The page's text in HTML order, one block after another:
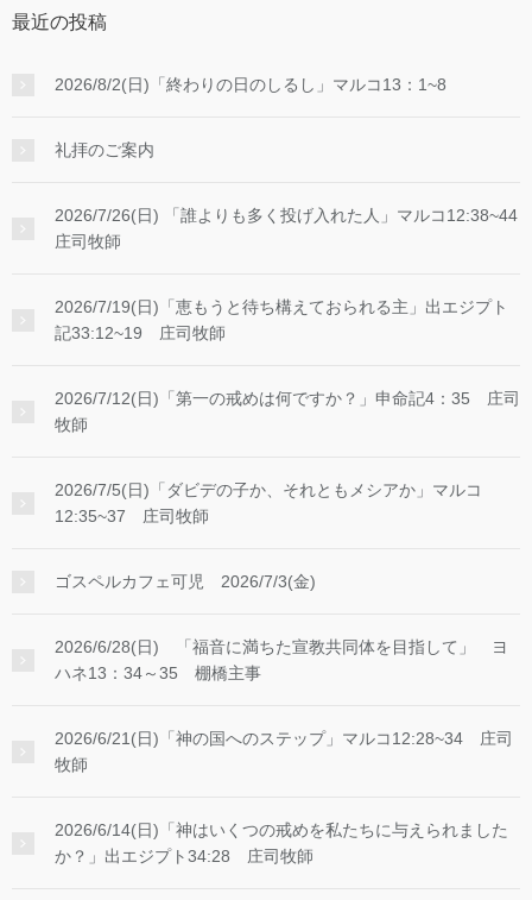
最近の投稿
2026/8/2(日)「終わりの日のしるし」マルコ13：1~8
礼拝のご案内
2026/7/26(日) 「誰よりも多く投げ入れた人」マルコ12:38~44
庄司牧師
2026/7/19(日)「恵もうと待ち構えておられる主」出エジプト
記33:12~19 庄司牧師
2026/7/12(日)「第一の戒めは何ですか？」申命記4：35 庄司
牧師
2026/7/5(日)「ダビデの子か、それともメシアか」マルコ
12:35~37 庄司牧師
ゴスペルカフェ可児 2026/7/3(金)
2026/6/28(日) 「福音に満ちた宣教共同体を目指して」 ヨ
ハネ13：34～35 棚橋主事
2026/6/21(日)「神の国へのステップ」マルコ12:28~34 庄司
牧師
2026/6/14(日)「神はいくつの戒めを私たちに与えられました
か？」出エジプト34:28 庄司牧師